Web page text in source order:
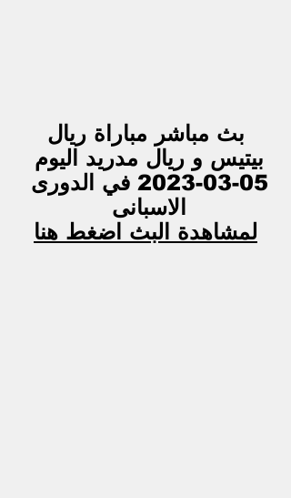
بث مباشر مباراة ريال
بيتيس و ريال مدريد اليوم
05-03-2023 في الدورى
الاسبانى
لمشاهدة البث اضغط هنا